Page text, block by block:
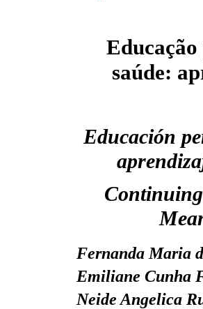
saúde:
Educación
Fernanda Maria
Emiliane Cunha
Neide Angelica